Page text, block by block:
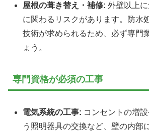
屋根の葺き替え・補修: 外壁以上
に関わるリスクがあります。防水
技術が求められるため、必ず専門
ょう。
専門資格が必須の工事
電気系統の工事: コンセントの増
う照明器具の交換など、壁の内部